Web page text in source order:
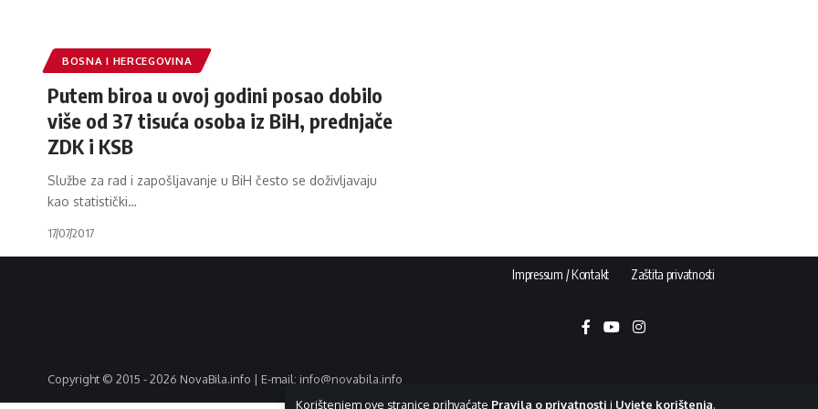
Korištenjem ove stranice prihvaćate Pravila o privatnosti i Uvjete korištenja.
BOSNA I HERCEGOVINA
Putem biroa u ovoj godini posao dobilo
više od 37 tisuća osoba iz BiH, prednjače
ZDK i KSB
Službe za rad i zapošljavanje u BiH često se doživljavaju
kao statistički…
17/07/2017
Impressum / Kontakt Zaštita privatnosti
Copyright © 2015 - 2026 NovaBila.info | E-mail: info@novabila.info